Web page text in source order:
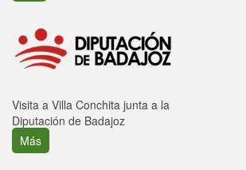
Visita a Villa Conchita junta a la
Diputación de Badajoz
Más